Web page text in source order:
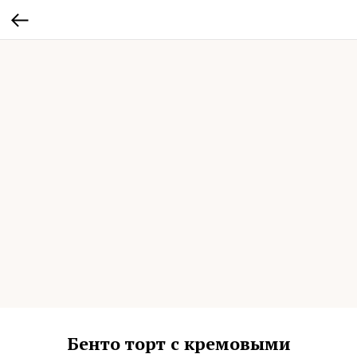
Бенто торт с кремовыми